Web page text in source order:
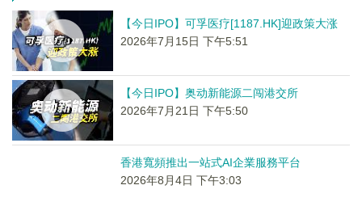
【今日IPO】可孚医疗[1187.HK]迎政策大涨
2026年7月15日 下午5:51
【今日IPO】奥动新能源二闯港交所
2026年7月21日 下午5:50
香港寬頻推出一站式AI企業服務平台
2026年8月4日 下午3:03